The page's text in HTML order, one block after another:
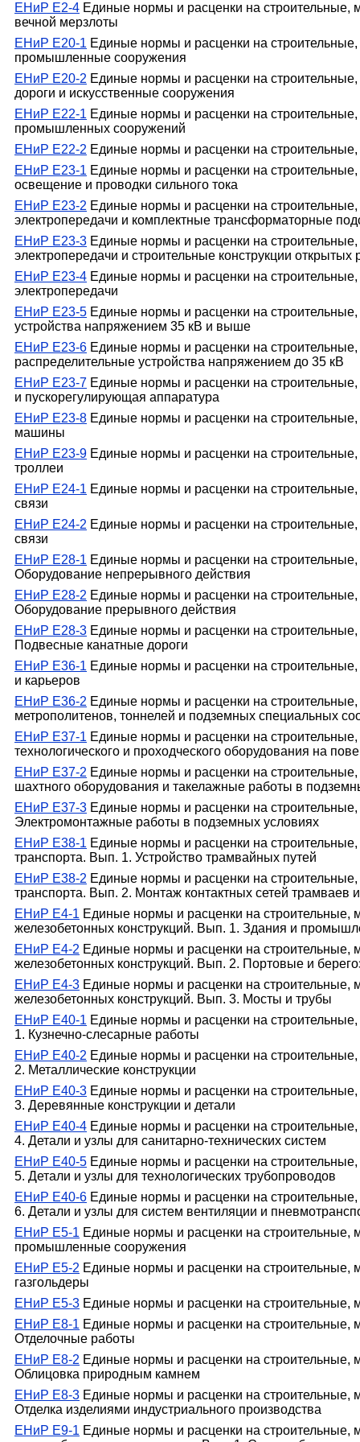
ЕНиР Е2-4 Единые нормы и расценки на
вечной мерзлоты
ЕНиР Е20-1 Единые нормы и расценки на
промышленные сооружения
ЕНиР Е20-2 Единые нормы и расценки на
дороги и искусственные сооружения
ЕНиР Е22-1 Единые нормы и расценки на
промышленных сооружений
ЕНиР Е22-2 Единые нормы и расценки на
ЕНиР Е23-1 Единые нормы и расценки на
освещение и проводки сильного тока
ЕНиР Е23-2 Единые нормы и расценки на
электропередачи и комплектные трансформаторные
ЕНиР Е23-3 Единые нормы и расценки на
электропередачи и строительные конструкции
ЕНиР Е23-4 Единые нормы и расценки на
электропередачи
ЕНиР Е23-5 Единые нормы и расценки на
устройства напряжением 35 кВ и выше
ЕНиР Е23-6 Единые нормы и расценки на
распределительные устройства напряжением до 35 кВ
ЕНиР Е23-7 Единые нормы и расценки на
и пускорегулирующая аппаратура
ЕНиР Е23-8 Единые нормы и расценки на
машины
ЕНиР Е23-9 Единые нормы и расценки на
троллеи
ЕНиР Е24-1 Единые нормы и расценки на
связи
ЕНиР Е24-2 Единые нормы и расценки на
связи
ЕНиР Е28-1 Единые нормы и расценки на
Оборудование непрерывного действия
ЕНиР Е28-2 Единые нормы и расценки на
Оборудование прерывного действия
ЕНиР Е28-3 Единые нормы и расценки на
Подвесные канатные дороги
ЕНиР Е36-1 Единые нормы и расценки на
и карьеров
ЕНиР Е36-2 Единые нормы и расценки на
метрополитенов, тоннелей и подземных специальных
ЕНиР Е37-1 Единые нормы и расценки на
технологического и проходческого оборудования на
ЕНиР Е37-2 Единые нормы и расценки на
шахтного оборудования и такелажные работы в
ЕНиР Е37-3 Единые нормы и расценки на
Электромонтажные работы в подземных условиях
ЕНиР Е38-1 Единые нормы и расценки на
транспорта. Вып. 1. Устройство трамвайных путей
ЕНиР Е38-2 Единые нормы и расценки на
транспорта. Вып. 2. Монтаж контактных сетей трамваев
ЕНиР Е4-1 Единые нормы и расценки на строительные,
железобетонных конструкций. Вып. 1. Здания и
ЕНиР Е4-2 Единые нормы и расценки на строительные,
железобетонных конструкций. Вып. 2. Портовые и
ЕНиР Е4-3 Единые нормы и расценки на строительные,
железобетонных конструкций. Вып. 3. Мосты и трубы
ЕНиР Е40-1 Единые нормы и расценки на
1. Кузнечно-слесарные работы
ЕНиР Е40-2 Единые нормы и расценки на
2. Металлические конструкции
ЕНиР Е40-3 Единые нормы и расценки на
3. Деревянные конструкции и детали
ЕНиР Е40-4 Единые нормы и расценки на
4. Детали и узлы для санитарно-технических систем
ЕНиР Е40-5 Единые нормы и расценки на
5. Детали и узлы для технологических трубопроводов
ЕНиР Е40-6 Единые нормы и расценки на
6. Детали и узлы для систем вентиляции и
ЕНиР Е5-1 Единые нормы и расценки на строительные,
промышленные сооружения
ЕНиР Е5-2 Единые нормы и расценки на строительные,
газгольдеры
ЕНиР Е5-3 Единые нормы и расценки на строительные,
ЕНиР Е8-1 Единые нормы и расценки на строительные,
Отделочные работы
ЕНиР Е8-2 Единые нормы и расценки на строительные,
Облицовка природным камнем
ЕНиР Е8-3 Единые нормы и расценки на строительные,
Отделка изделиями индустриального производства
ЕНиР Е9-1 Единые нормы и расценки на